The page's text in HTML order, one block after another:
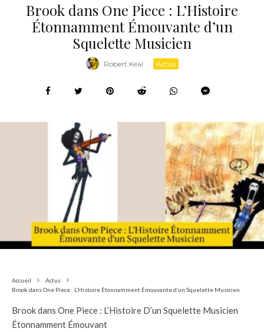
Brook dans One Piece : L’Histoire
Étonnamment Émouvante d’un
Squelette Musicien
Robert Keal · Actus
Accueil
Actus
Brook dans One Piece : L’Histoire Étonnamment Émouvante d’un Squelette Musicien
Brook dans One Piece : L’Histoire D’un Squelette Musicien
Étonnamment Émouvant